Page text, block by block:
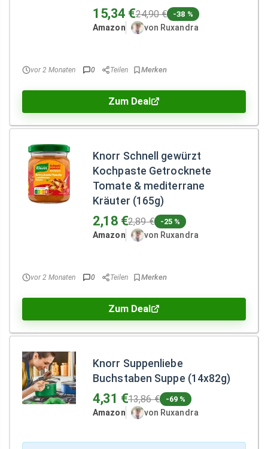
15,34 €24,90 € -38 %
Amazon von Ruxandra
vor 2 Monaten 0 Teilen
Zum Deal
Knorr Schnell gewürzt
Kochpaste Getrocknete
Tomate & mediterrane
Kräuter (165g)
2,18 €2,89 € -25 %
Amazon von Ruxandra
vor 2 Monaten 0 Teilen
Zum Deal
Knorr Suppenliebe
Buchstaben Suppe (14x82g)
4,31 €13,86 € -69 %
Amazon von Ruxandra